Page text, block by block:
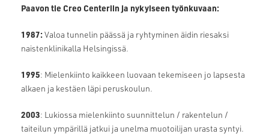
Paavon tie Creo Centeriin ja nykyiseen työnkuvaan:
1987:Valoa tunnelin päässä ja ryhtyminen äidin riesaksi
naistenklinikalla Helsingissä.
1995: Mielenkiinto kaikkeen luovaan tekemiseen jo lapsesta
alkaen ja kestäen läpi peruskoulun.
2003: Lukiossa mielenkiinto suunnittelun / rakentelun /
taiteilun ympärillä jatkui ja unelma muotoilijan urasta syntyi.